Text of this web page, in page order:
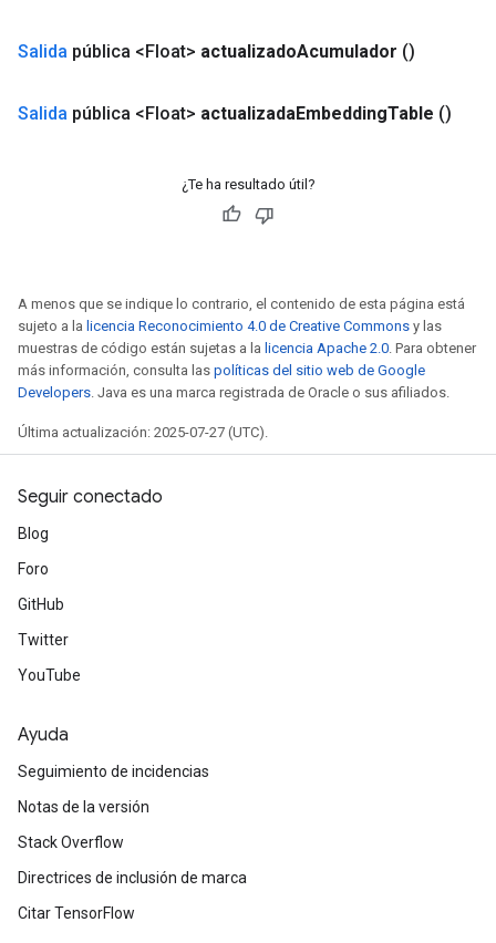
Salida pública <Float> actualizadoAcumulador ()
Salida pública <Float> actualizadaEmbeddingTable ()
¿Te ha resultado útil?
A menos que se indique lo contrario, el contenido de esta página está
sujeto a la licencia Reconocimiento 4.0 de Creative Commons y las
muestras de código están sujetas a la licencia Apache 2.0 . Para obtener
más información, consulta las políticas del sitio web de Google
Developers . Java es una marca registrada de Oracle o sus afiliados.
Última actualización: 2025-07-27 (UTC).
Seguir conectado
Blog
Foro
GitHub
Twitter
YouTube
Ayuda
Seguimiento de incidencias
Notas de la versión
Stack Overflow
Directrices de inclusión de marca
Citar TensorFlow